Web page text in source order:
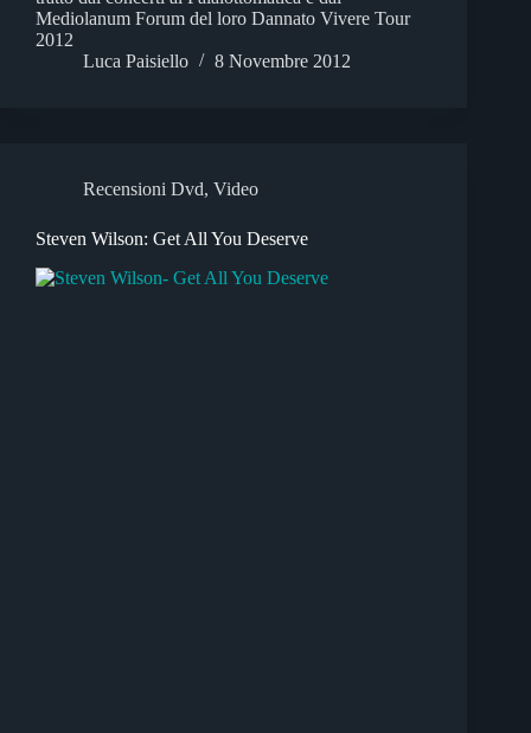
Mediolanum Forum del loro Dannato Vivere Tour
2012
Luca Paisiello
8 Novembre 2012
Recensioni Dvd, Video
Steven Wilson: Get All You Deserve